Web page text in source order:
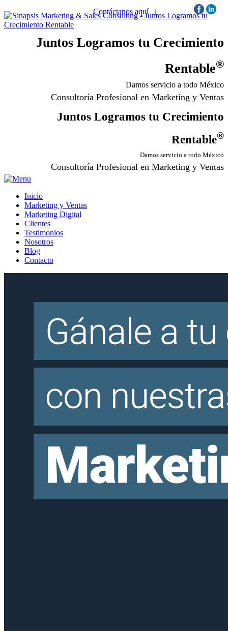
Contáctanos aquí | Síguenos:
Juntos Logramos tu Crecimiento
Rentable®
Damos servicio a todo México
Consultoría Profesional en Marketing y Ventas
Juntos Logramos tu Crecimiento
Rentable®
Damos servicio a todo México
Consultoría Profesional en Marketing y Ventas
Inicio
Marketing y Ventas
Marketing Digital
Clientes
Testimonios
Nosotros
Blog
Contacto